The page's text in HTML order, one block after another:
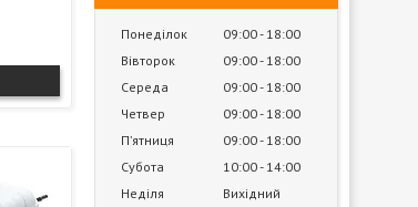
Понеділок 09:00 18:00
Вівторок
09:00 18:00
Середа
09:00 18:00
Четвер
09:00 18:00
Пʼятниця
09:00 18:00
Субота
10:00 14:00
Неділя
Вихідний